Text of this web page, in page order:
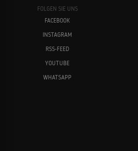
FOLGEN SIE UNS
FACEBOOK
INSTAGRAM
RSS-FEED
YOUTUBE
WHATSAPP